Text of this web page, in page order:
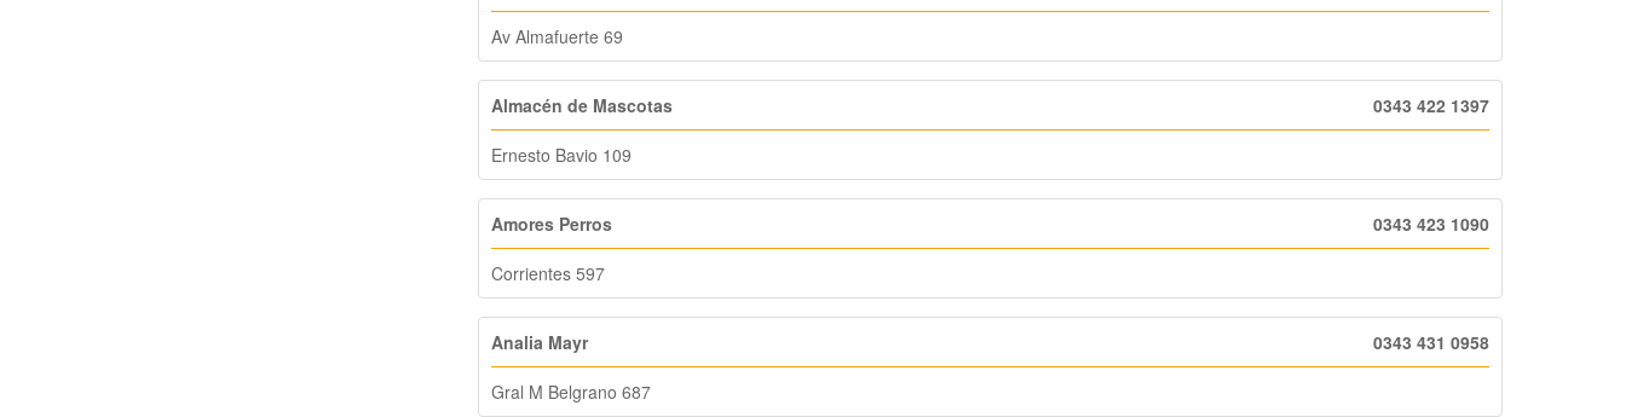
Av Almafuerte 69
Almacén de Mascotas 0343 422 1397
Ernesto Bavio 109
Amores Perros 0343 423 1090
Corrientes 597
Analia Mayr 0343 431 0958
Gral M Belgrano 687